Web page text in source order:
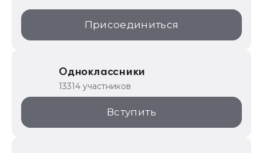
Присоединиться
Одноклассники
13314 участников
Вступить